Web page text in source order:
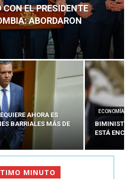
EL PRESIDENTE
ABORDARON
AHORA ES
BARRIALES MÁS DE
ECONOMÍA
BIMINISTRO
ESTÁ
MINUTO